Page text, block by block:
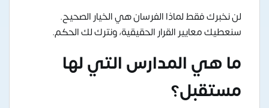
لن نخبرك فقط لماذا الفرسان هي الخيار الصحيح.
سنعطيك معايير القرار الحقيقية، ونترك لك الحكم.
ما هي المدارس التي لها
مستقبل؟